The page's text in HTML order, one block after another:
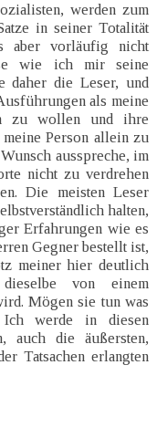
werden zum
in seiner Totalität
aber vorläufig nicht
wie ich mir seine
daher die Leser, und
als meine
zu wollen und ihre
Person allein zu
ausspreche, im
nicht zu verdrehen
Die meisten Leser
halten,
Erfahrungen wie es
Gegner bestellt ist,
meiner hier deutlich
dieselbe von einem
Mögen sie tun was
werde in diesen
auch die äußersten,
Tatsachen erlangten